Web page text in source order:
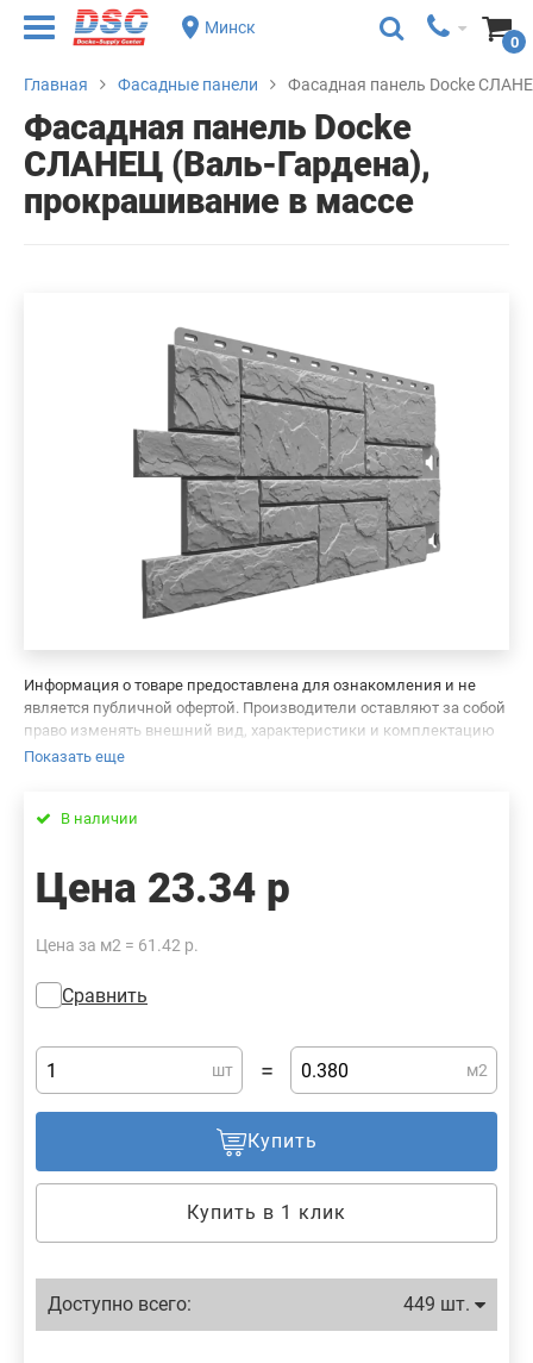
Минск
0
Главная Фасадные панели Фасадная панель Docke
Фасадная панель Docke
СЛАНЕЦ (Валь-Гардена),
прокрашивание в массе
Информация о товаре предоставлена для ознакомления и не
является публичной офертой. Производители оставляют за собой
право изменять внешний вид, характеристики и комплектацию
товара, предварительно не уведомляя продавцов и потребителей.
фотографиях товара. Будем благодарны вам за сообщение об
Показать еще
В наличии
Цена 23.34 р
Цена за м2 = 61.42 р.
Сравнить
шт = м2
Купить
Купить в 1 клик
Доступно всего: 449 шт.